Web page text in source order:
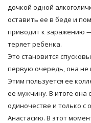
дочкой одной
оставить ее в беде и
приводит к заражению
теряет ребенка.
Это становится
первую очередь, она не
Этим пользуется ее
ее мужчину. В итоге она
одиночестве и только
Анастасию. В этот